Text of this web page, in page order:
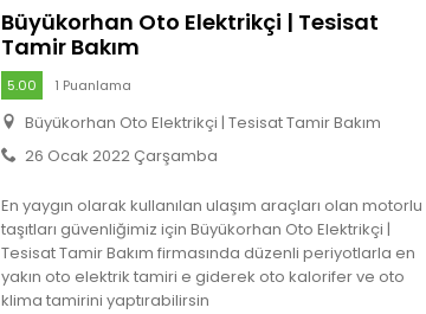
Büyükorhan Oto Elektrikçi | Tesisat
Tamir Bakım
5.00 1 Puanlama
Büyükorhan Oto Elektrikçi | Tesisat Tamir Bakım
26 Ocak 2022 Çarşamba
En yaygın olarak kullanılan ulaşım araçları olan motorlu
taşıtları güvenliğimiz için Büyükorhan Oto Elektrikçi |
Tesisat Tamir Bakım firmasında düzenli periyotlarla en
yakın oto elektrik tamiri e giderek oto kalorifer ve oto
klima tamirini yaptırabilirsin